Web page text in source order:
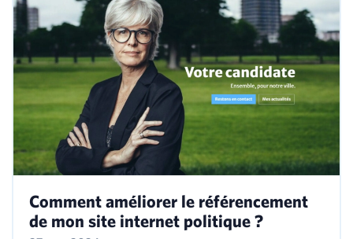
Comment améliorer le référencement
de mon site internet politique ?